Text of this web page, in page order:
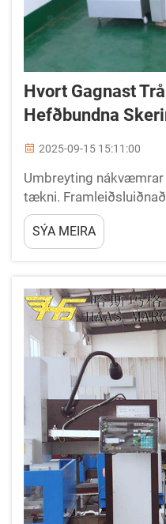
Hvort Gagnast
Hefðbundna
2025-09-15 15:11:00
Umbreyting
tækni.
tæknilega framvindu yfir
nýjunganna stendur trå
verkfræðilega
SÝA MEIRA